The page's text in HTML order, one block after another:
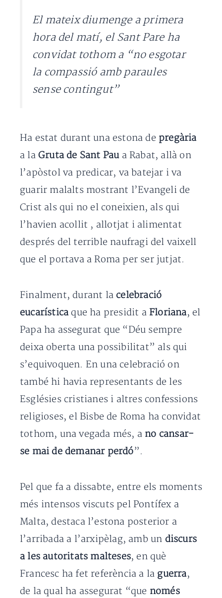
El mateix diumenge a primera
hora del matí, el Sant Pare ha
convidat tothom a “no esgotar
la compassió amb paraules
sense contingut”
Ha estat durant una estona de pregària
a la Gruta de Sant Pau a Rabat, allà on
l’apòstol va predicar, va batejar i va
guarir malalts mostrant l’Evangeli de
Crist als qui no el coneixien, als qui
l’havien acollit , allotjat i alimentat
després del terrible naufragi del vaixell
que el portava a Roma per ser jutjat.
Finalment, durant la celebració
eucarísticaque ha presidit a Floriana, el
Papa ha assegurat que “Déu sempre
deixa oberta una possibilitat” als qui
s’equivoquen. En una celebració on
també hi havia representants de les
Esglésies cristianes i altres confessions
religioses, el Bisbe de Roma ha convidat
tothom, una vegada més, a no cansar-
se mai de demanar perdó”.
Pel que fa a dissabte, entre els moments
més intensos viscuts pel Pontífex a
Malta, destaca l’estona posterior a
l’arribada a l’arxipèlag, amb un discurs
a les autoritats malteses, en què
Francesc ha fet referència a la guerra,
de la qual ha assegurat “que només